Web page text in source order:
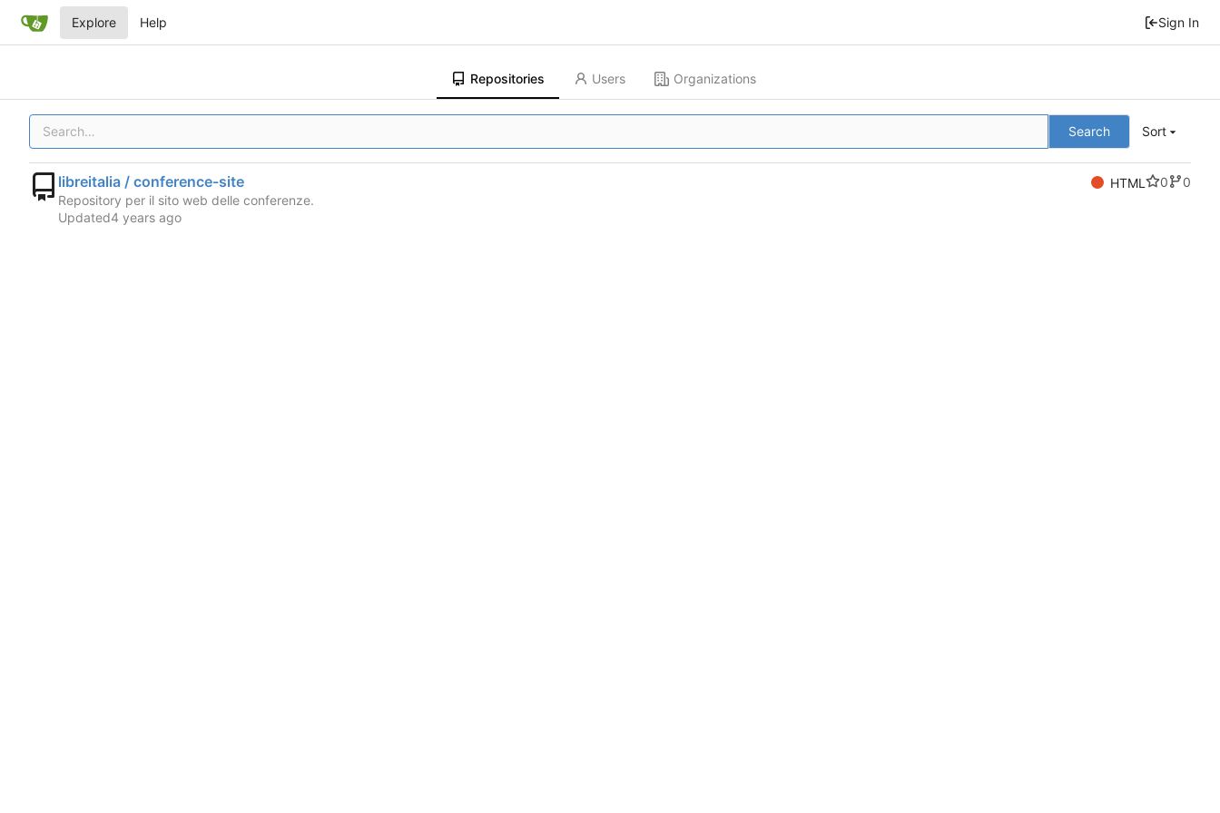
Explore Help Sign In
Repositories Users Organizations
Search Sort
libreitalia / conference-site HTML 0
0
Repository per il sito web delle conferenze.
Updated